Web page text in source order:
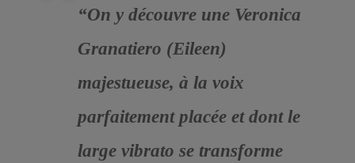
“On y découvre une Veronica
Granatiero (Eileen)
majestueuse, à la voix
parfaitement placée et dont le
large vibrato se transforme